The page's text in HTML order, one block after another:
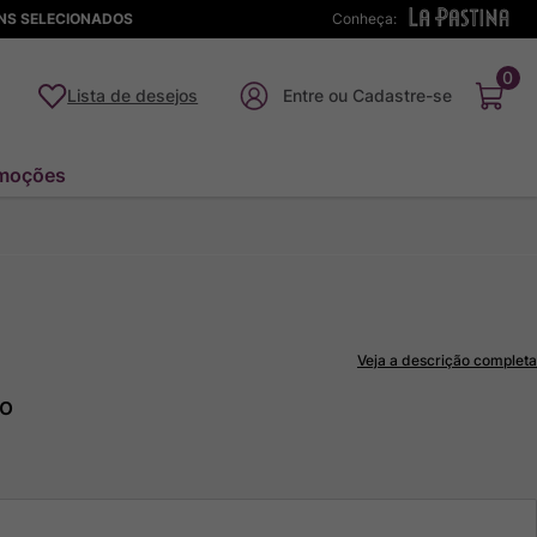
Conheça:
SELECIONADOS
Lista de desejos
0
Veja a descrição completa